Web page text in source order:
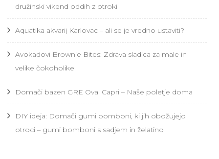
družinski vikend oddih z otroki
Aquatika akvarij Karlovac – ali se je vredno ustaviti?
Avokadovi Brownie Bites: Zdrava sladica za male in
velike čokoholike
Domači bazen GRE Oval Capri – Naše poletje doma
DIY ideja: Domači gumi bomboni, ki jih obožujejo
otroci – gumi bomboni s sadjem in želatino